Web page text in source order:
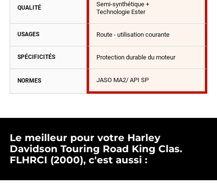
QUALITÉ
Semi-synthétique +
Technologie Ester
USAGES Route - utilisation courante
SPÉCIFICITÉS Protection durable du moteur
NORMES JASO MA2/ API SP
Le meilleur pour votre Harley
Davidson Touring Road King Clas.
FLHRCI (2000), c'est aussi :